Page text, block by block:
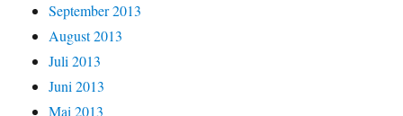
September 2013
August 2013
Juli 2013
Juni 2013
Mai 2013